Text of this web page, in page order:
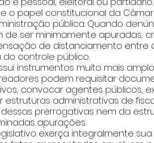
o papel constitucional da
pública. Quando
ser minimamente apuradas,
de distanciamento entre
controle público.
instrumentos muito mais
podem requisitar
convocar agentes públicos,
administrativas de
prerrogativas nem da
apurações.
exerça integralmente